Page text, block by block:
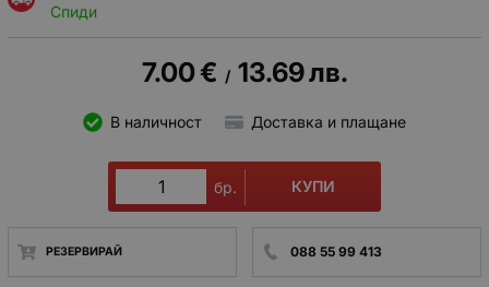
Спиди
7.00€ / 13.69лв.
В наличност Доставка и плащане
бр. КУПИ
РЕЗЕРВИРАЙ 088 55 99 413